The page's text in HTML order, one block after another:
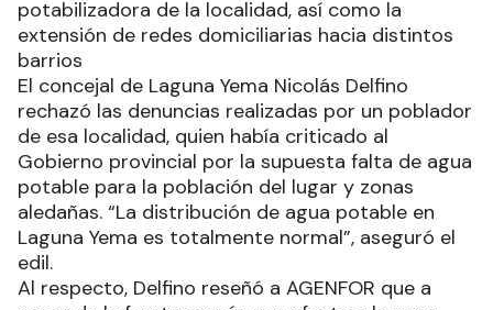
potabilizadora de la localidad, así como la
extensión de redes domiciliarias hacia distintos
barrios
El concejal de Laguna Yema Nicolás Delfino
rechazó las denuncias realizadas por un poblador
de esa localidad, quien había criticado al
Gobierno provincial por la supuesta falta de agua
potable para la población del lugar y zonas
aledañas. “La distribución de agua potable en
Laguna Yema es totalmente normal”, aseguró el
edil.
Al respecto, Delfino reseñó a AGENFOR que a